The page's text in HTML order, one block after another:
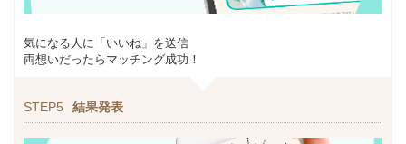
気になる人に「いいね」を送信
両想いだったらマッチング成功！
STEP5 結果発表